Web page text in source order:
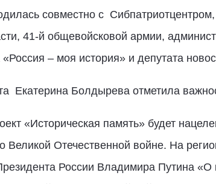
совместно с
41-й общевойсковой армии,
«Россия – моя история» и депутата
Екатерина Болдырева отметила
«Историческая память» будет
Великой Отечественной войне. На
России Владимира Путина